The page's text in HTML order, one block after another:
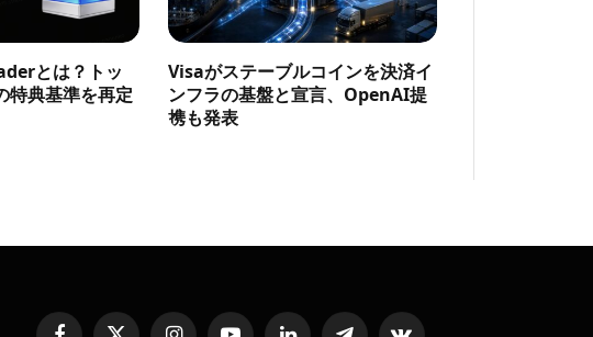
とは？トッ
特典基準を再定
Visaがステーブルコインを決済イ
ンフラの基盤と宣言、OpenAI提
携も発表